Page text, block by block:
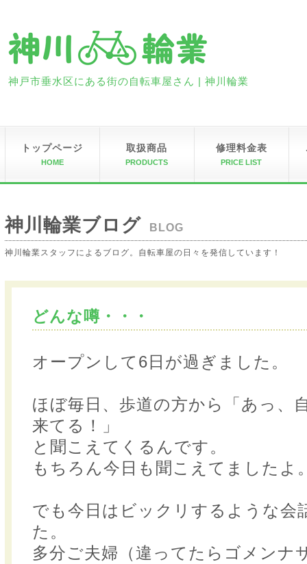
神戸市垂水区にある街の自転車屋さん | 神川輪業
トップページ
HOME
取扱商品
PRODUCTS
修理料金表
PRICE LIST
神川輪業ブログ BLOG
神川輪業スタッフによるブログ。自転車屋の日々を発信しています！
どんな噂・・・
オープンして6日が過ぎました。
ほぼ毎日、歩道の方から「あっ、
来てる！」
と聞こえてくるんです。
もちろん今日も聞こえてましたよ
でも今日はビックリするような会
た。
多分ご夫婦（違ってたらゴメンナ